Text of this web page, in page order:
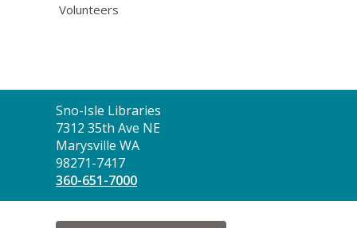
Volunteers
Contact
the
Library
Sno-Isle Libraries
7312 35th Ave NE
Marysville WA
98271-7417
360-651-7000